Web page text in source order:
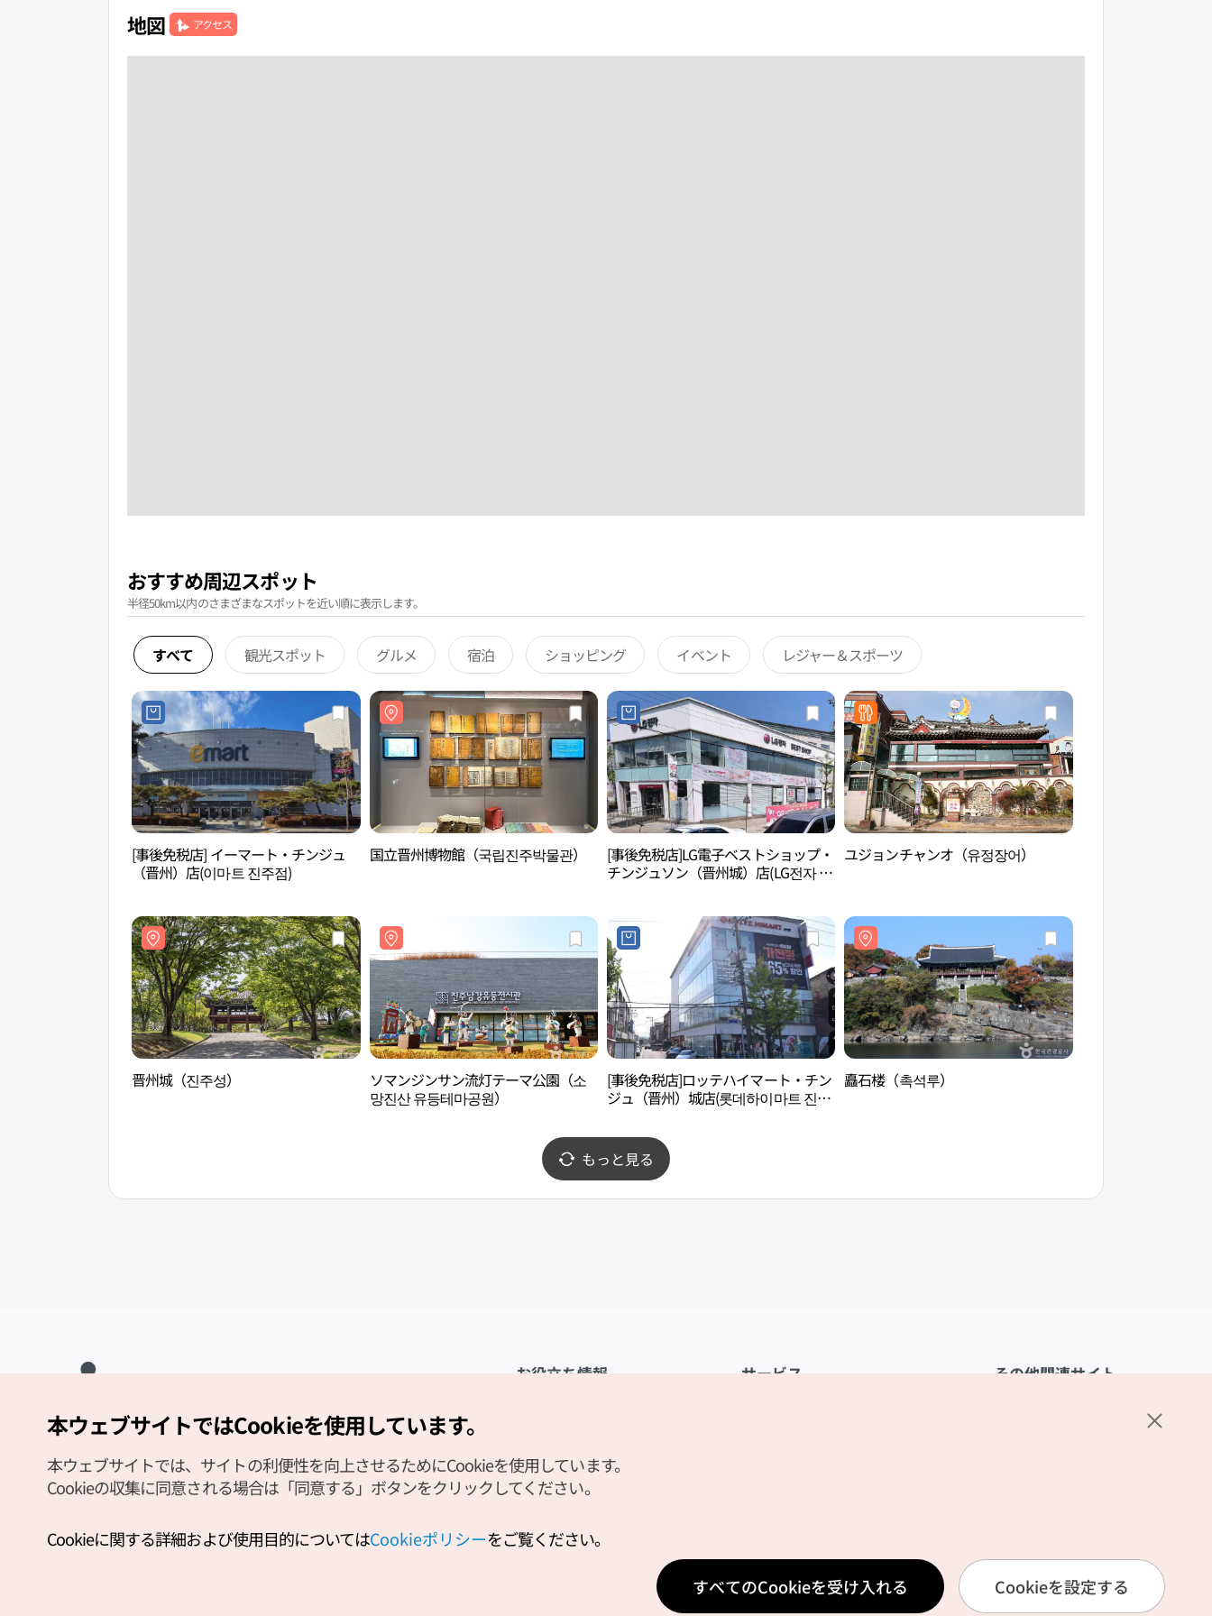
地図 アクセス
おすすめ周辺スポット
半径50km以内のさまざまなスポットを近い順に表示します。
すべて 観光スポット グルメ 宿泊 ショッピング イベント レジャー＆スポーツ
[事後免税店] イーマート・チンジュ
（晋州）店(이마트 진주점)
国立晋州博物館（국립진주박물관）
[事後免税店]LG電子ベストショップ・
チンジュソン（晋州城）店(LG전자 베
ユジョンチャンオ（유정장어）
晋州城（진주성）
ソマンジンサン流灯テーマ公園（소
망진산 유등테마공원）
[事後免税店]ロッテハイマート・チン
ジュ（晋州）城店(롯데하이마트 진주
矗石楼（촉석루）
もっと見る
お役立ち情報
観光資料ダウンロード
デジタルブック／電子書籍
Odii
サービス
位置情報サービス利用規約
個人位置情報取扱いポリシー
その他関連サイト
Copyright (c) Korea Tourism Organization All Rights Reserved.
サイトエラー報告
公式メール
本ウェブサイトではCookieを使用しています。
本ウェブサイトでは、サイトの利便性を向上させるためにCookieを使用しています。
Cookieの収集に同意される場合は「同意する」ボタンをクリックしてください。
Cookieに関する詳細および使用目的についてはCookieポリシーをご覧ください。
すべてのCookieを受け入れる Cookieを設定する